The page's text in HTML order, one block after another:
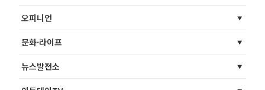
오피니언
문화·라이프
뉴스발전소